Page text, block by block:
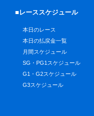
■レーススケジュール
本日のレース
本日の払戻金一覧
月間スケジュール
SG・PG1スケジュール
G1・G2スケジュール
G3スケジュール